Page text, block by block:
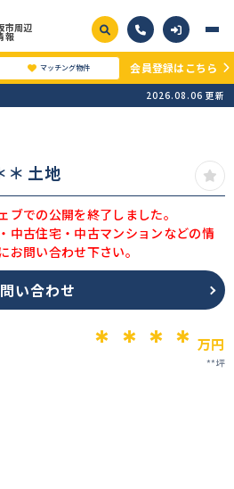
市周辺
報
マッチング物件 会員登録はこちら
2026.08.06 更新
＊ 土地
での公開を終了しました。
中古住宅・中古マンションなどの情
問い合わせ下さい。
い合わせ
＊＊＊＊ 万円
**坪